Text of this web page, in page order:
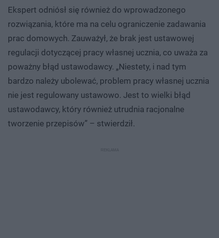
Ekspert odniósł się również do wprowadzonego
rozwiązania, które ma na celu ograniczenie zadawania
prac domowych. Zauważył, że brak jest ustawowej
regulacji dotyczącej pracy własnej ucznia, co uważa za
poważny błąd ustawodawcy. „Niestety, i nad tym
bardzo należy ubolewać, problem pracy własnej ucznia
nie jest regulowany ustawowo. Jest to wielki błąd
ustawodawcy, który również utrudnia racjonalne
tworzenie przepisów” – stwierdził.